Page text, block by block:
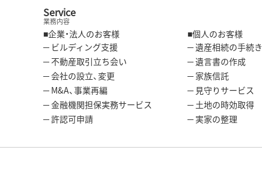
Service
業務内容
■企業・法人のお客様
─ ビルディング支援
─ 不動産取引立ち会い
─ 会社の設立、変更
─ M&A、事業再編
─ 金融機関担保実務サービス
─ 許認可申請
■個人のお客様
─ 遺産相続の手続き
─ 遺言書の作成
─ 家族信託
─ 見守りサービス
─ 土地の時効取得
─ 実家の整理